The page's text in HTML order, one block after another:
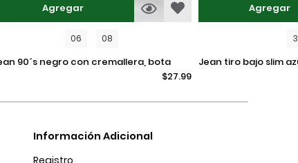
Agregar
06 08
$27.99
Agregar
jean tiro bajo slim azul intenso ajustado
Información Adicional